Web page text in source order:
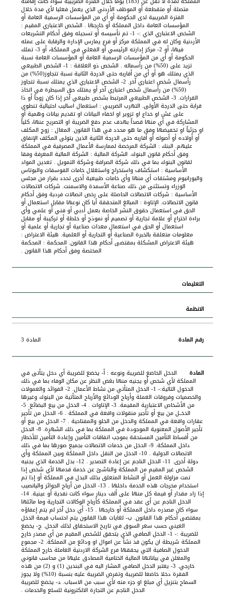
متصلة أو متقطعة أو الموظف الأردني الذي يعمل فعليا لأي مدة خلال
الفترة الضريبية لدى الحكومة أو أي من المؤسسات الرسمية العامة أو
المؤسسات العامة داخل المملكة أو خارجها . الشخص الاعتباري المقيم :
الشخص الاعتباري الذي :- 1- تم تأسيسه أو تسجيله وفق أحكام التشريعات
الأردنية وكان له في المملكة مركز أو فرع يمارس الإدارة والرقابة على عمله
فيها، أو 2- مركز إدارته الرئيسي أو الفعلي في المملكة، أو 3- تملك
الحكومة أو أي من المؤسسات الرسمية العامة أو المؤسسات العامة نسبة
تزيد على (50%) من رأسماله . الشخص ذو العلاقة : 1- الشخص الطبيعي
الذي يمتلك هو أو أي من أقاربه حتى الدرجة الثانية نسبة تتجاوز(50%) من
رأسمال شخص اعتباري آخر. 2- الشخص الاعتباري الذي يمتلك نسبة تتجاوز
(50%) من رأسمال شخص اعتباري آخر أو يمتلك حق السيطرة في اتخاذ
القرارات. 3- الشخص الطبيعي المرتبط بشخص طبيعي آخر إذا كان زوجاً أو ذا
قرابة حتى الدرجة الأولى. التهرب الضريبي : استعمال اساليب احتيالية تنطوي
على غش او خداع او تزوير او اخفاء البيانات او تقديم بيانات وهمية أو
المشاركة في أي منها قصداً بهدف عدم دفع الضريبة او التصريح عنها، كلياً
او جزئياً او تخفيضها وفق ما هو محدد في هذا القانون. المعال : زوج المكلف
أو أولاده أو أصوله أو أقاربه حتى الدرجة الثانية الذين يتولى المكلف الإنفاق
عليهم. البنك : الشركة المرخصة لممارسة الأعمال المصرفية في المملكة
وفق أحكام قانون البنوك. الشركة المالية : الشركة المالية المعرفة وفقا
لقانون البنوك بما في ذلك شركة الصرافة وشركة التمويل . تعدين المواد
الأساسية : استكشاف واستخراج واستغلال خامات الفوسفات والبوتاس
واليورانيوم ومشتقات أي منها وأي خامات طبيعية أخرى تحدد بقرار من مجلس
الوزراء وتستثنى من ذلك صناعة الأسمدة والاسمنت. شركات الاتصالات
الأساسية : شركات الاتصالات الحاصلة على رخص اتصالات فردية وفق أحكام
قانون الاتصالات. الإتاوة : المبالغ المتحققة أيا كان نوعها مقابل استعمال أو
الحق في استعمال حقوق النشر الخاصة بعمل أدبي أو فني أو علمي وأي
براءة اختراع أو علامة تجارية أو تصميم أو نموذج أو خلطة أو تركيبة أو مقابل
استعمال أو الحق في استعمال معدات صناعية أو تجارية أو علمية أو
معلومات متعلقة بالخبرة الصناعية أو التجارية أو العلمية. هيئة الاعتراض :
هيئة الاعتراض المشكلة بمقتضى أحكام هذا القانون. المحكمة : المحكمة
المختصة وفق أحكام هذا القانون .
المادة 3
الدخل الخاضع للضريبة ونوعه : أ- يخضع للضريبة أي دخل يتأتى في
المملكة لأي شخص أو يجنيه منها بغض النظر عن مكان الوفاء بما في ذلك
الدخول التالية:- 1- الدخل المتأتي من نشاط الأعمال. 2- الفوائد والعمولات
والخصميات وفروقات العملة وأرباح الودائع والأرباح المتأتية من البنوك وغيرها
من الأشخاص الاعتبارية المقيمة. 3- الإتاوات . 4- الدخل من بيع البضائع. 5-
الدخــل من بيع أو تأجير منقولات واقعة في المملكة . 6- الدخل من تأجير
عقارات واقعة في المملكة والدخل من الخلو والمفتاحية . 7- الدخل من بيع أو
تأجير الأصول المعنوية الموجودة في المملكة بما في ذلك الشهرة. 8- الدخل
من أقساط التأمين المستحقة بموجب اتفاقات التأمين وإعادة التأمين للأخطار
داخل المملكة. 9- الدخل من خدمات الاتصالات بجميع صورها بما في ذلك
الاتصالات الدولية . 10- الدخل من النقل داخل المملكة وبين المملكة وأي
دولة أخرى. 11- الدخل الناجم عن إعادة التصدير . 12- بدل الخدمة الذي يجنيه
الشخص غير المقيم من المملكة والناشئ عن خدمة قدمها لأي شخص إذا
تمت مزاولة العمل أو النشاط المتعلق بذلك البدل في المملكة أو إذا تم
استخدام مخرجات هذه الخدمة داخلها . 13- الدخل من أرباح الجوائز واليانصيب
إذا زاد مقدار أو قيمة كل منها على ألف دينار سواء كانت نقدية أو عينية. 14-
الدخل الناجم عن أي عقد في المملكة كأرباح الوكالات التجارية وما ماثلها
سواء كان مصدره داخل المملكة أو خارجها . 15- أي دخل آخر لم يتم إعفاؤه
بمقتضى أحكام هذا القانون. ب- لغايات هذا القانون يتم احتساب قيمة الدخل
العيني حسب سعر السوق في تاريخ الاستحقاق لذلك الدخل. ج- يخضع
للضريبة :- 1- الدخل الصافي الذي يتحقق للشخص المقيم من أي مصدر خارج
المملكة شريطة ان يكون قد نشأ عن اموال او ودائع من المملكة. 2- مجموع
الدخول الصافية التي يحققها فرع الشركة الاردنية العاملة خارج المملكة
والمعلن في بياناتها المالية الختامية المصادق عليها من محاسب قانوني
خارجي. 3- يعتبر الدخل الصافي المشار اليه في البندين (1) و (2) من هذه
الفقرة دخلا خاضعا للضريبة وتفرض الضريبة عليه بنسبة (10%) ولا يجوز
السماح بتنزيل أي مبلغ او جزء منه لأي سبب من الاسباب. د- يخضع للضريبة
الدخل الناجم عن التجارة الالكترونية للسلع والخدمات .